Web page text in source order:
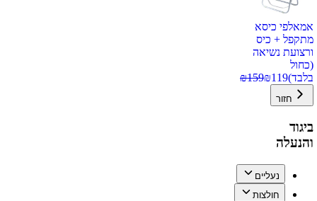
אמאלפי כיסא
מתקפל + כיס
ורצועת נשיאה
(כחול
בלבד)
₪119
₪159
חזור
ביגוד
והנעלה
נעליים
חולצות